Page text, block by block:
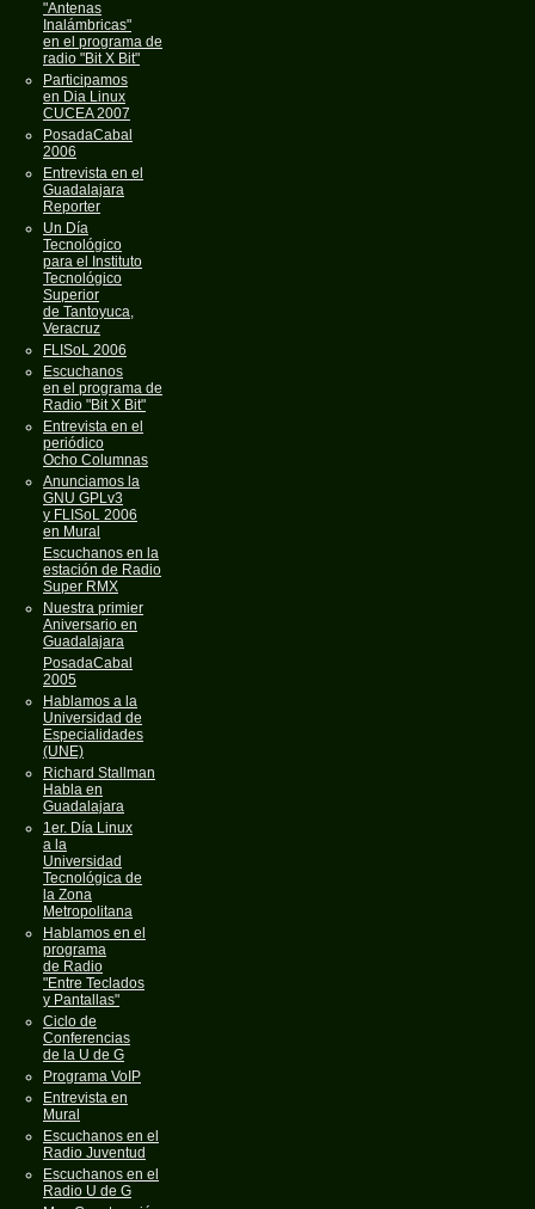
"Antenas
Inalámbricas"
en el programa de
radio "Bit X Bit"
Participamos
en Dia Linux
CUCEA 2007
PosadaCabal
2006
Entrevista en el
Guadalajara
Reporter
Un Día
Tecnológico
para el Instituto
Tecnológico
Superior
de Tantoyuca,
Veracruz
FLISoL 2006
Escuchanos
en el programa de
Radio "Bit X Bit"
Entrevista en el
periódico
Ocho Columnas
Anunciamos la
GNU GPLv3
y FLISoL 2006
en Mural
Escuchanos en la
estación de Radio
Super RMX
Nuestra primier
Aniversario en
Guadalajara
PosadaCabal
2005
Hablamos a la
Universidad de
Especialidades
(UNE)
Richard Stallman
Habla en
Guadalajara
1er. Día Linux
a la
Universidad
Tecnológica de
la Zona
Metropolitana
Hablamos en el
programa
de Radio
"Entre Teclados
y Pantallas"
Ciclo de
Conferencias
de la U de G
Programa VoIP
Entrevista en
Mural
Escuchanos en el
Radio Juventud
Escuchanos en el
Radio U de G